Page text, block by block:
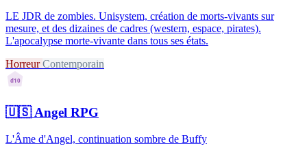
LE JDR de zombies. Unisystem, création de morts-vivants sur
mesure, et des dizaines de cadres (western, espace, pirates).
L'apocalypse morte-vivante dans tous ses états.
HorreurContemporain
d10
🇺🇸Angel RPG
L'Âme d'Angel, continuation sombre de Buffy